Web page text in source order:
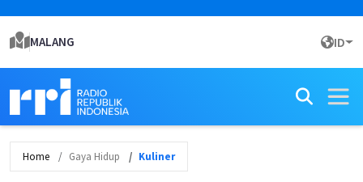
MALANG ID
Home Gaya Hidup Kuliner